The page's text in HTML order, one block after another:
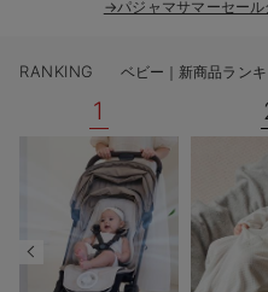
ベビー スカート
ベビー アウター
ベビー セットアップ
スタイ・よだれかけ（新生児・ベビ
ベビー帽子（新生児・乳児）
ベビー安全グッズ
メモリアルグッズ
授乳・調乳・お食事
赤ちゃん 洗剤・洗濯用品・お掃除
ベビー 夏のお役立ちグッズ特集
袴ロンパース特集
【アウトレット】インナー
Tシャツブラ
ブラトップ
親子セット
快適機能ウェア特集 トップス
→パジャマサマーセール
RANKING ベビー｜新商品ラン
1